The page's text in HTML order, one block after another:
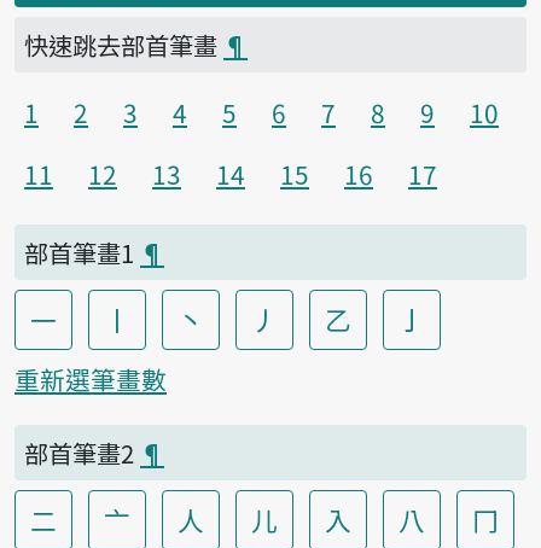
快速跳去部首筆畫 ¶
1
2 3 4 5 6 7 8 9
10
11
12 13 14 15 16 17
部首筆畫1 ¶
一 丨 丶 丿 乙 亅
重新選筆畫數
部首筆畫2 ¶
二 亠 人 儿 入 八
冂